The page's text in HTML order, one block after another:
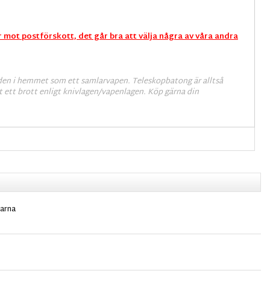
postförskott, det går bra att välja några av våra andra
i hemmet som ett samlarvapen. Teleskopbatong är alltså
brott enligt knivlagen/vapenlagen. Köp gärna din